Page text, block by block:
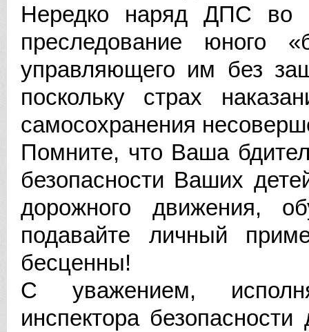
Нередко наряд ДПС во
преследование юного
управляющего им без
поскольку страх
самосохранения
Помните, что Ваша
безопасности Ваших
дорожного движения,
подавайте личный
бесценны!
С уважением,
инспектора